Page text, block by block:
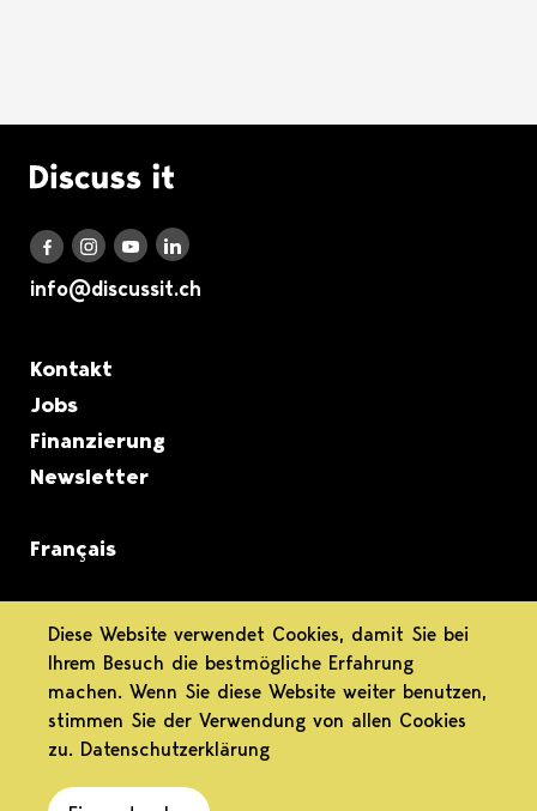
Logo Discuss it
Discuss it auf Facebook
Discuss it auf Instagram
Discuss it auf Youtube
Discuss it auf LinkedIn
info@discussit.ch
Metanavigation
Kontakt
Jobs
Finanzierung
Newsletter
Français
informiert.
differenziert.
engagiert.
Diese Website verwendet Cookies, damit Sie bei
Ihrem Besuch die bestmögliche Erfahrung
machen. Wenn Sie diese Website weiter benutzen,
stimmen Sie der Verwendung von allen Cookies
zu. Datenschutzerklärung